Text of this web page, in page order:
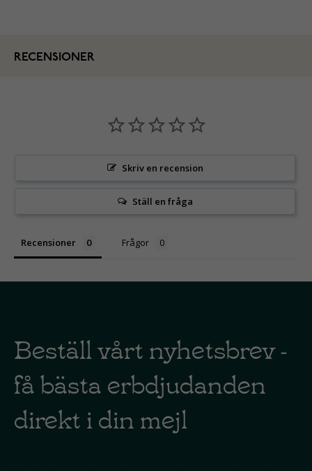
RECENSIONER
Skriv en recension
Ställ en fråga
Recensioner Frågor
Beställ vårt nyhetsbrev -
få bästa erbdjudanden
direkt i din mejl